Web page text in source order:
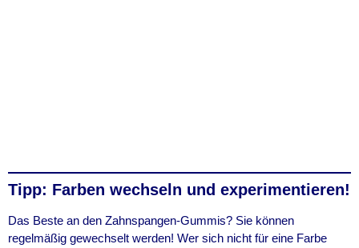
Tipp: Farben wechseln und experimentieren!
Das Beste an den Zahnspangen-Gummis? Sie können
regelmäßig gewechselt werden! Wer sich nicht für eine Farbe